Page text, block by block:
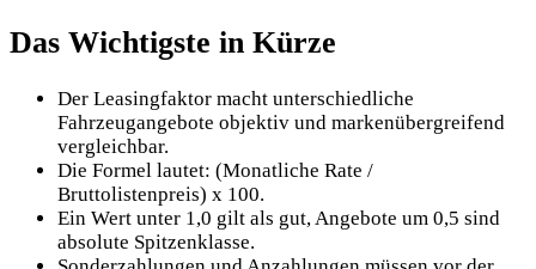
Das Wichtigste in Kürze
Der Leasingfaktor macht unterschiedliche
Fahrzeugangebote objektiv und markenübergreifend
vergleichbar.
Die Formel lautet: (Monatliche Rate /
Bruttolistenpreis) x 100.
Ein Wert unter 1,0 gilt als gut, Angebote um 0,5 sind
absolute Spitzenklasse.